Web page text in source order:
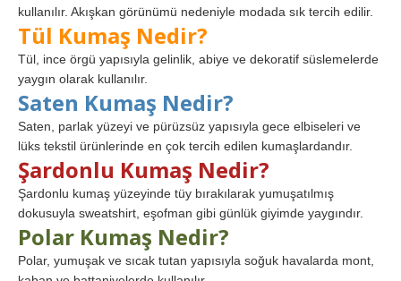
kullanılır. Akışkan görünümü nedeniyle modada sık tercih edilir.
Tül Kumaş Nedir?
Tül, ince örgü yapısıyla gelinlik, abiye ve dekoratif süslemelerde
yaygın olarak kullanılır.
Saten Kumaş Nedir?
Saten, parlak yüzeyi ve pürüzsüz yapısıyla gece elbiseleri ve
lüks tekstil ürünlerinde en çok tercih edilen kumaşlardandır.
Şardonlu Kumaş Nedir?
Şardonlu kumaş yüzeyinde tüy bırakılarak yumuşatılmış
dokusuyla sweatshirt, eşofman gibi günlük giyimde yaygındır.
Polar Kumaş Nedir?
Polar, yumuşak ve sıcak tutan yapısıyla soğuk havalarda mont,